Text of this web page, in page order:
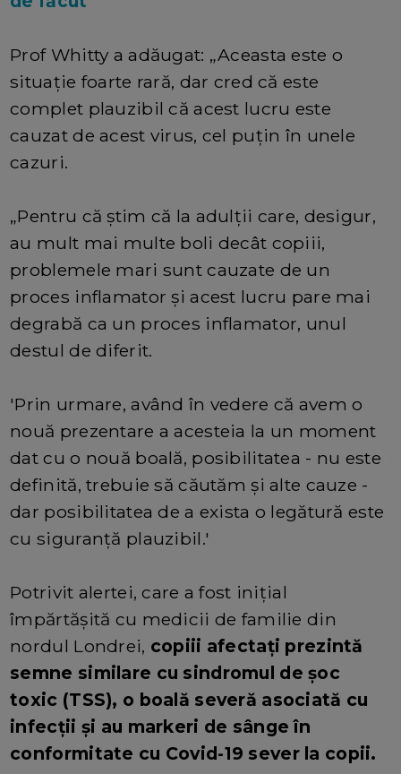
Prof Whitty a adăugat: „Aceasta este o
situație foarte rară, dar cred că este
complet plauzibil că acest lucru este
cauzat de acest virus, cel puțin în unele
cazuri.
„Pentru că știm că la adulții care, desigur,
au mult mai multe boli decât copiii,
problemele mari sunt cauzate de un
proces inflamator și acest lucru pare mai
degrabă ca un proces inflamator, unul
destul de diferit.
'Prin urmare, având în vedere că avem o
nouă prezentare a acesteia la un moment
dat cu o nouă boală, posibilitatea - nu este
definită, trebuie să căutăm și alte cauze -
dar posibilitatea de a exista o legătură este
cu siguranță plauzibil.'
Potrivit alertei, care a fost inițial
împărtășită cu medicii de familie din
nordul Londrei, copiii afectați prezintă
semne similare cu sindromul de șoc
toxic (TSS), o boală severă asociată cu
infecții și au markeri de sânge în
conformitate cu Covid-19 sever la copii.